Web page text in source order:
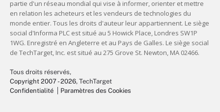
Tous droits réservés,
Copyright 2007 - 2026, TechTarget
Confidentialité
Paramètres des Cookies